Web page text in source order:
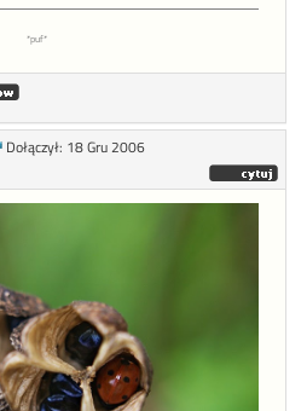
*puf*
Dołączył: 18 Gru 2006